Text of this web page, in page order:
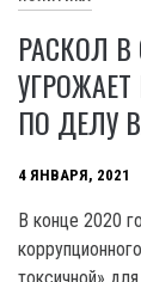
РАСКОЛ В
ПО ДЕЛУ
4 ЯНВАРЯ, 2021
В конце 2020